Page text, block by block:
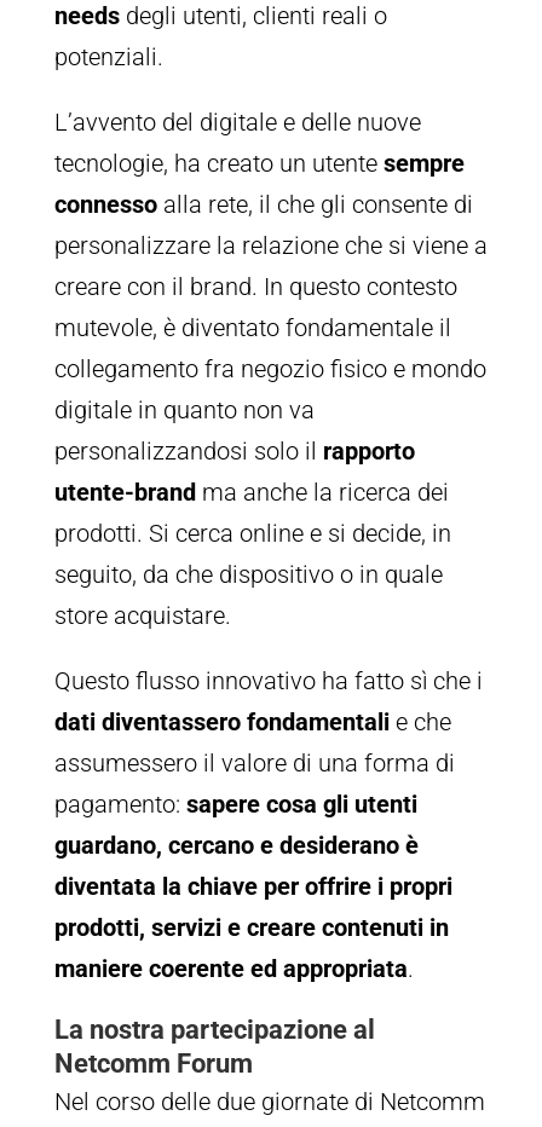
needs degli utenti, clienti reali o
potenziali.
L’avvento del digitale e delle nuove
tecnologie, ha creato un utente sempre
connessoalla rete, il che gli consente di
personalizzare la relazione che si viene a
creare con il brand. In questo contesto
mutevole, è diventato fondamentale il
collegamento fra negozio fisico e mondo
digitale in quanto non va
personalizzandosi solo il rapporto
utente-brandma anche la ricerca dei
prodotti. Si cerca online e si decide, in
seguito, da che dispositivo o in quale
store acquistare.
Questo flusso innovativo ha fatto sì che i
dati diventassero fondamentalie che
assumessero il valore di una forma di
pagamento: sapere cosa gli utenti
guardano, cercano e desiderano è
diventata la chiave per offrire i propri
prodotti, servizi e creare contenuti in
maniere coerente ed appropriata.
La nostra partecipazione al
Netcomm Forum
Nel corso delle due giornate di Netcomm